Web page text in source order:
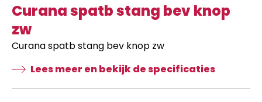
Curana spatb stang bev knop
zw
Curana spatb stang bev knop zw
Lees meer en bekijk de specificaties